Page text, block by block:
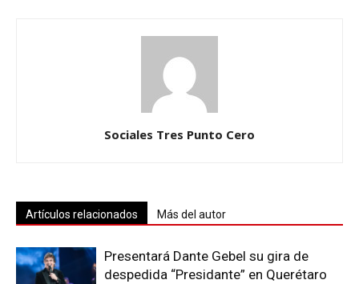
Sociales Tres Punto Cero
Artículos relacionados Más del autor
Presentará Dante Gebel su gira de
despedida “Presidante” en Querétaro